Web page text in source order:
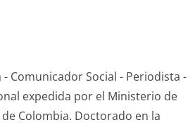
- Comunicador Social - Periodista -
expedida por el Ministerio de
Colombia. Doctorado en la